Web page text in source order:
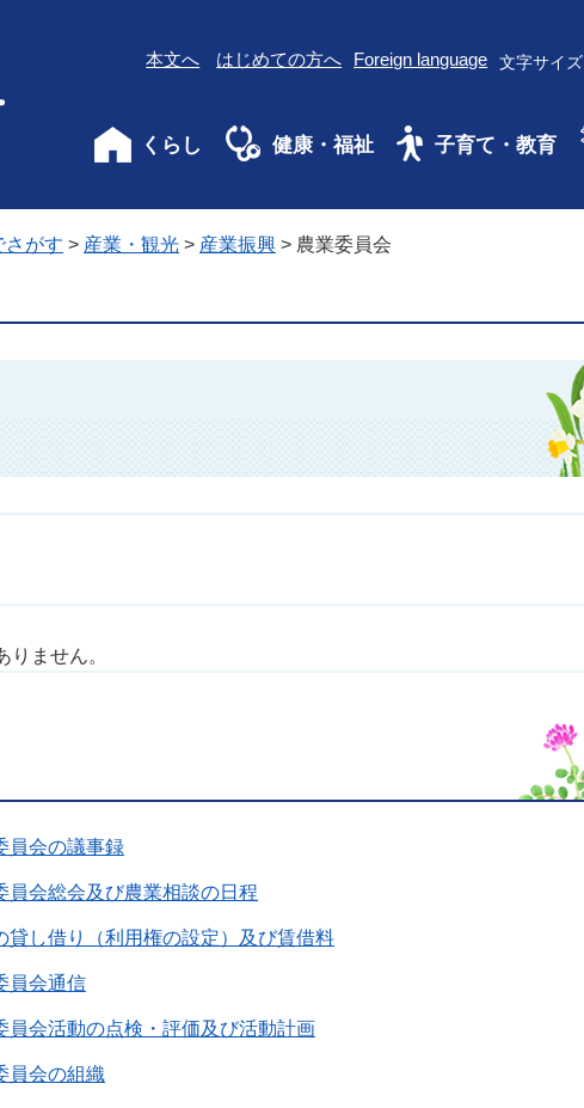
本文へ はじめての方へ Foreign language 文字サイズ
くらし 健康・福祉 子育て・教育
さがす > 産業・観光 > 産業振興 > 農業委員会
ません。
員会の議事録
員会総会及び農業相談の日程
貸し借り（利用権の設定）及び賃借料
員会通信
員会活動の点検・評価及び活動計画
員会の組織